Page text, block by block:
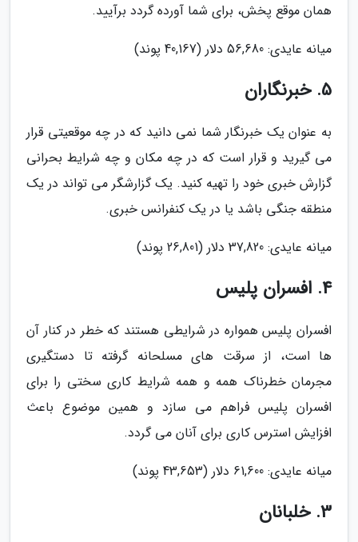
همان موقع پخش، برای شما آورده گردد برآیید.
میانه عایدی: 56,680 دلار (40,167 پوند)
5. خبرنگاران
به عنوان یک خبرنگار شما نمی دانید که در چه موقعیتی قرار
می گیرید و قرار است که در چه مکان و چه شرایط بحرانی
گزارش خبری خود را تهیه کنید. یک گزارشگر می تواند در یک
منطقه جنگی باشد یا در یک کنفرانس خبری.
میانه عایدی: 37,820 دلار (26,801 پوند)
4. افسران پلیس
افسران پلیس همواره در شرایطی هستند که خطر در کنار آن
ها است، از سرقت های مسلحانه گرفته تا دستگیری
مجرمان خطرناک همه و همه شرایط کاری سختی را برای
افسران پلیس فراهم می سازد و همین موضوع باعث
افزایش استرس کاری برای آنان می گردد.
میانه عایدی: 61,600 دلار (43,653 پوند)
3. خلبانان